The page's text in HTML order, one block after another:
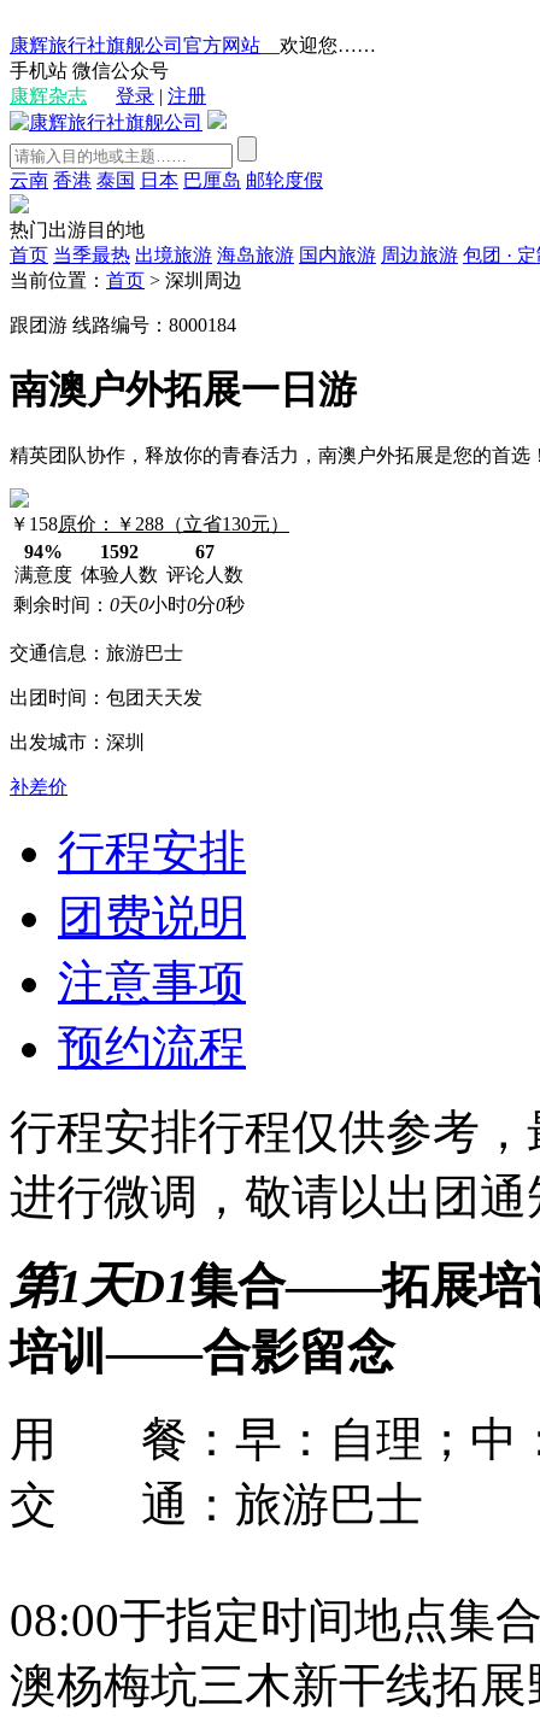
康辉旅行社旗舰公司官方网站 __欢迎您……
手机站 微信公众号
康辉杂志
登录 | 注册
云南 香港 泰国 日本 巴厘岛 邮轮度假
热门出游目的地
首页 当季最热 出境旅游 海岛旅游 国内旅游 周边旅游 包团 ·
当前位置： 首页 > 深圳周边
跟团游 线路编号：8000184
南澳户外拓展一日游
精英团队协作，释放你的青春活力，南澳户外拓展是您的首选
￥ 158原价：￥288（立省130元）
94%
满意度
1592
体验人数
67
评论人数
剩余时间： 0天0小时0分0秒
交通信息： 旅游巴士
出团时间： 包团天天发
出发城市： 深圳
补差价
行程安排
团费说明
注意事项
预约流程
行程安排行程仅供参考
进行微调，敬请以出团
第1天D1集合——拓展
培训——合影留念
用 餐： 早：自理；中
交 通： 旅游巴士
08:00于指定时间地点集
澳杨梅坑三木新干线拓